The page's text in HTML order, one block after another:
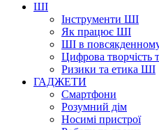
ШІ
Інструменти ШІ
Як працює ШІ
ШІ в
Цифрова творчість
Ризики та етика ШІ
ГАДЖЕТИ
Смартфони
Розумний дім
Носимі пристрої